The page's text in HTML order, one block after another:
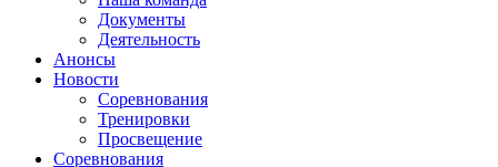
Документы
Деятельность
Анонсы
Новости
Соревнования
Тренировки
Просвещение
Соревнования